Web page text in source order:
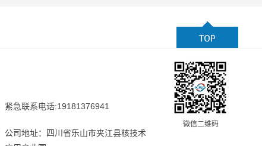
紧急联系电话:19181376941
公司地址：四川省乐山市夹江县核技术
微信二维码